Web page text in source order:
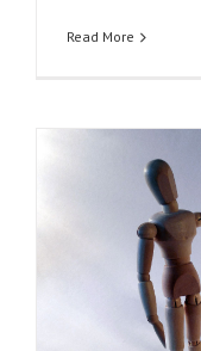
Read More